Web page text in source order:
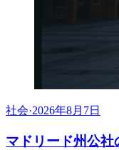
社会·2026年8月7日
マドリード州公